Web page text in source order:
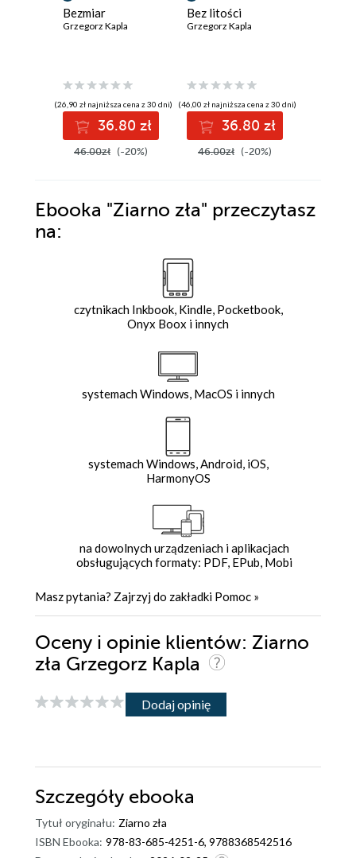
Bezmiar
Grzegorz Kapla
(26,90 zł najniższa cena z 30 dni)
36.80 zł
46.00zł (-20%)
Bez litości
Grzegorz Kapla
(46,00 zł najniższa cena z 30 dni)
36.80 zł
46.00zł (-20%)
Ebooka "Ziarno zła" przeczytasz
na:
czytnikach Inkbook, Kindle, Pocketbook,
Onyx Boox i innych
systemach Windows, MacOS i innych
systemach Windows, Android, iOS,
HarmonyOS
na dowolnych urządzeniach i aplikacjach
obsługujących formaty: PDF, EPub, Mobi
Masz pytania? Zajrzyj do zakładki Pomoc »
Oceny i opinie klientów: Ziarno
zła Grzegorz Kapla
Dodaj opinię
Szczegóły ebooka
Tytuł oryginału: Ziarno zła
ISBN Ebooka: 978-83-685-4251-6, 9788368542516